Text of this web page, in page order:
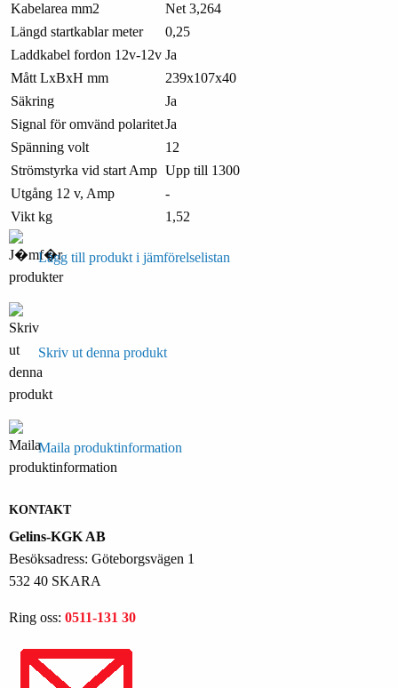
Kabelarea mm2
Net 3,264
Längd startkablar meter
0,25
Laddkabel fordon 12v-12v Ja
Mått LxBxH mm
239x107x40
Säkring
Ja
Signal för omvänd polaritetJa
Spänning volt
12
Strömstyrka vid start Amp Upp till 1300
Utgång 12 v, Amp
-
Vikt kg
1,52
Lägg till produkt i jämförelselistan
Skriv ut denna produkt
Maila produktinformation
KONTAKT
Gelins-KGK AB
Besöksadress: Göteborgsvägen 1
532 40 SKARA
Ring oss: 0511-131 30